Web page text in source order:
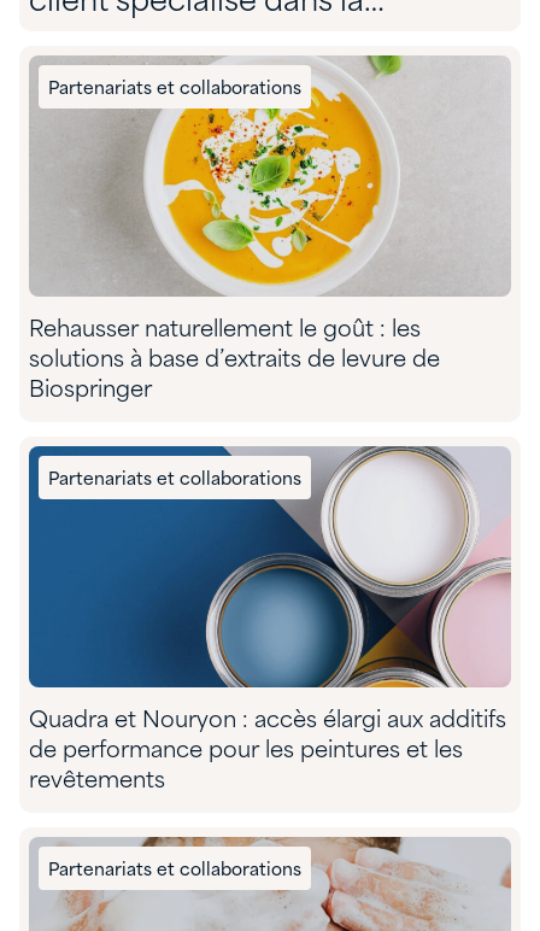
son partenariat avec Quadra »
Partenariats et collaborations
Rehausser naturellement le goût : les
solutions à base d’extraits de levure de
Biospringer
Partenariats et collaborations
Quadra et Nouryon : accès élargi aux additifs
de performance pour les peintures et les
revêtements
Partenariats et collaborations